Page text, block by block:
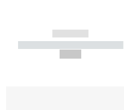
------------
----------- ----------- -----------